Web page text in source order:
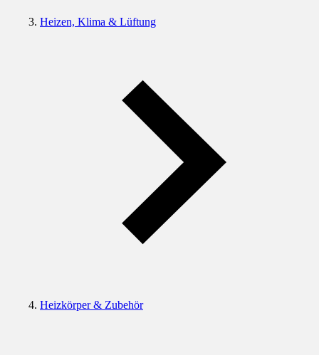
Heizen, Klima & Lüftung
Heizkörper & Zubehör